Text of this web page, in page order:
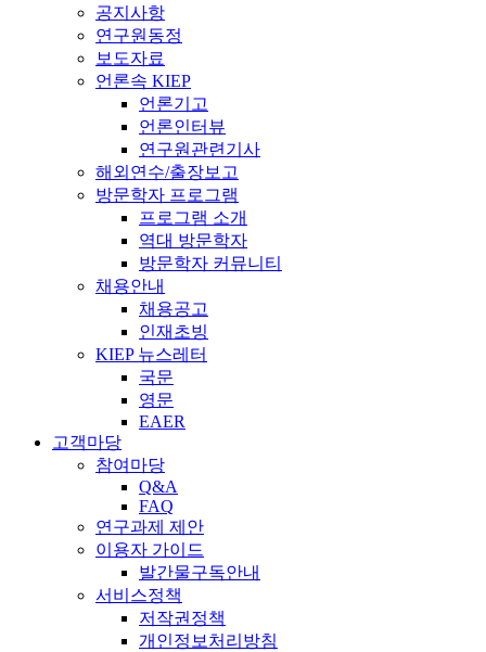
공지사항
연구원동정
보도자료
언론속 KIEP
언론기고
언론인터뷰
연구원관련기사
해외연수/출장보고
방문학자 프로그램
프로그램 소개
역대 방문학자
방문학자 커뮤니티
채용안내
채용공고
인재초빙
KIEP 뉴스레터
국문
영문
EAER
고객마당
참여마당
Q&A
FAQ
연구과제 제안
이용자 가이드
발간물구독안내
서비스정책
저작권정책
개인정보처리방침